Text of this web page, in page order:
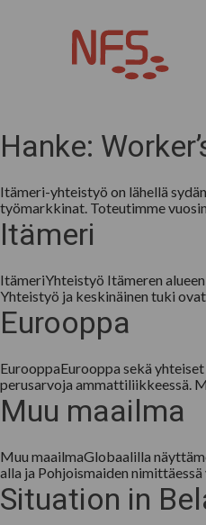
Hanke:
Itämeri-yhteistyö on lähellä
työmarkkinat. Toteutimme
Itämeri
ItämeriYhteistyö Itämeren
Yhteistyö ja keskinäinen tuki
Eurooppa
EurooppaEurooppa sekä
perusarvoja ammattiliikkeessä.
Muu maailma
Muu maailmaGlobaalilla
alla ja Pohjoismaiden
Situation in